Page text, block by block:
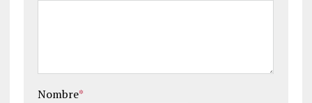
Nombre*